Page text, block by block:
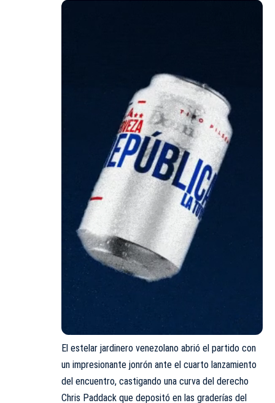
El estelar jardinero venezolano abrió el partido con
un impresionante jonrón ante el cuarto lanzamiento
del encuentro, castigando una curva del derecho
Chris Paddack que depositó en las graderías del